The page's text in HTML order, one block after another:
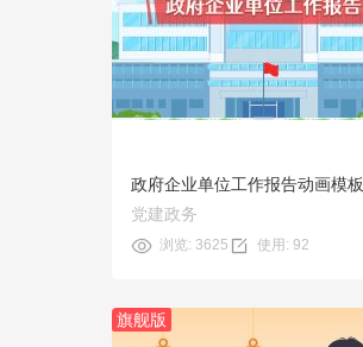
预览
使用
政府企业单位工作报告动画模板
党建政务
浏览: 3625 使用: 92
旗舰版